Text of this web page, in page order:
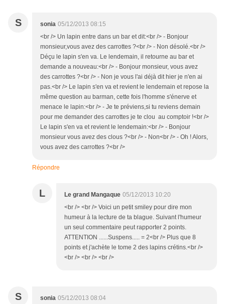
S sonia 05/12/2013 08:15
<br /> Un lapin entre dans un bar et dit:<br /> - Bonjour
monsieur,vous avez des carrottes ?<br /> - Non désolé.<br />
Déçu le lapin s'en va. Le lendemain, il retourne au bar et
demande a nouveau:<br /> - Bonjour monsieur, vous avez
des carrottes ?<br /> - Non je vous l'ai déjà dit hier je n'en ai
pas.<br /> Le lapin s'en va et revient le lendemain et repose la
même question au barman, cette fois l'homme s'énerve et
menace le lapin:<br /> - Je te préviens,si tu reviens demain
pour me demander des carrottes je te clou au comptoir !<br />
Le lapin s'en va et revient le lendemain:<br /> - Bonjour
monsieur vous avez des clous ?<br /> - Non<br /> - Oh ! Alors,
vous avez des carrottes ?<br />
Répondre
L Le grand Mangaque 05/12/2013 10:20
<br /> <br /> Voici un petit smiley pour dire mon
humeur à la lecture de ta blague. Suivant l'humeur
un seul commentaire peut rapporter 2 points.
ATTENTION ......Suspens..... = 2<br /> Plus que 8
points et j'achète le tome 2 des lapins crétins.<br />
<br /> <br /> <br />
S sonia 05/12/2013 08:04